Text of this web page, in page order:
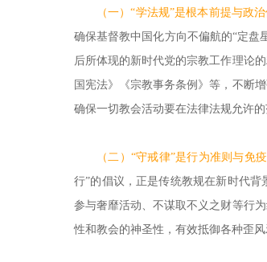
（一）“学法规”是根本前提与政
确保基督教中国化方向不偏航的“定盘
后所体现的新时代党的宗教工作理论
国宪法》《宗教事务条例》等，不断
确保一切教会活动要在法律法规允许
（二）“守戒律”是行为准则与免
行”的倡议，正是传统教规在新时代
参与奢靡活动、不谋取不义之财等行
性和教会的神圣性，有效抵御各种歪